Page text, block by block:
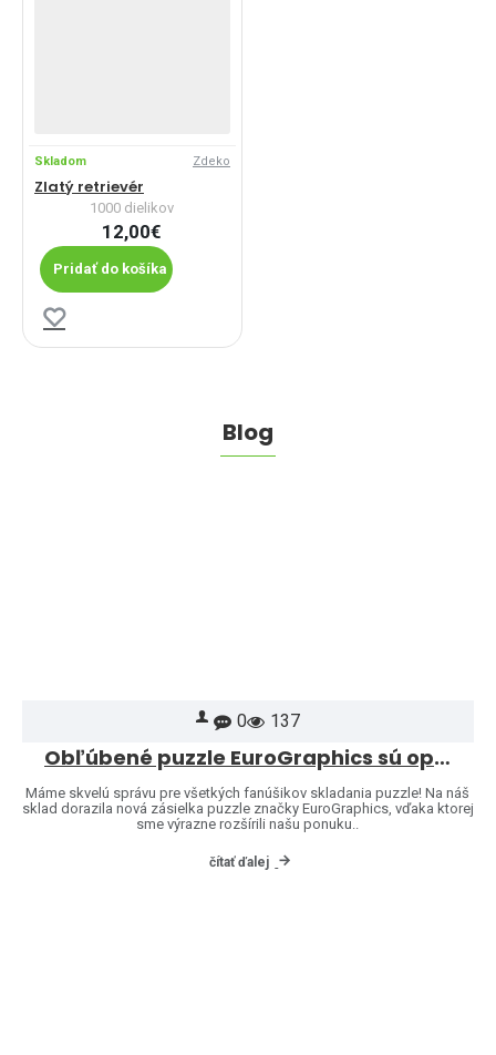
Skladom Zdeko
Zlatý retrievér
1000 dielikov
12,00€
Pridať do košíka
Blog
0 137
Obľúbené puzzle EuroGraphics sú opäť skladom – a ponuku sme rozšírili o ďalšie motívy!
Máme skvelú správu pre všetkých fanúšikov skladania puzzle! Na náš
sklad dorazila nová zásielka puzzle značky EuroGraphics, vďaka ktorej
sme výrazne rozšírili našu ponuku..
čítať ďalej